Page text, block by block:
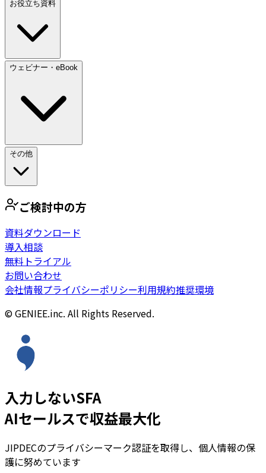
お役立ち資料
ウェビナー・eBook
その他
ご検討中の方
資料ダウンロード
導入相談
無料トライアル
お問い合わせ
会社情報プライバシーポリシー利用規約推奨環境
© GENIEE.inc. All Rights Reserved.
入力しないSFA
AIセールスで収益最大化
JIPDECのプライバシーマーク認証を取得し、個人情報の保
護に努めています